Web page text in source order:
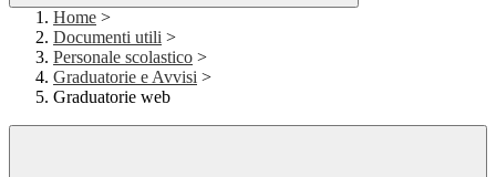
Home >
Documenti utili >
Personale scolastico >
Graduatorie e Avvisi >
Graduatorie web